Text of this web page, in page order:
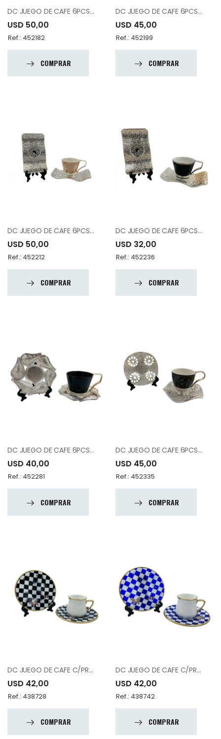
DC JUEGO DE CAFE 6PCS 12-015-K6-DSNP-18
USD 50,00
Ref.: 452182
COMPRAR
DC JUEGO DE CAFE 6PCS 12-015-K6-DSNP-19
USD 45,00
Ref.: 452199
COMPRAR
DC JUEGO DE CAFE 6PCS 12-015-K6-DSNT-19
USD 50,00
Ref.: 452212
COMPRAR
DC JUEGO DE CAFE 6PCS 12-015-K6-SYH-19
USD 32,00
Ref.: 452236
COMPRAR
DC JUEGO DE CAFE 6PCS 12-017-ESK6 -19
USD 40,00
Ref.: 452281
COMPRAR
DC JUEGO DE CAFE 6PCS 12-018-ERZ-K6 -19
USD 45,00
Ref.: 452335
COMPRAR
DC JUEGO DE CAFE C/PRATO 11050 PORCELAN
USD 42,00
Ref.: 438728
COMPRAR
DC JUEGO DE CAFE C/PRATO 22050 PORCELAN
USD 42,00
Ref.: 438742
COMPRAR